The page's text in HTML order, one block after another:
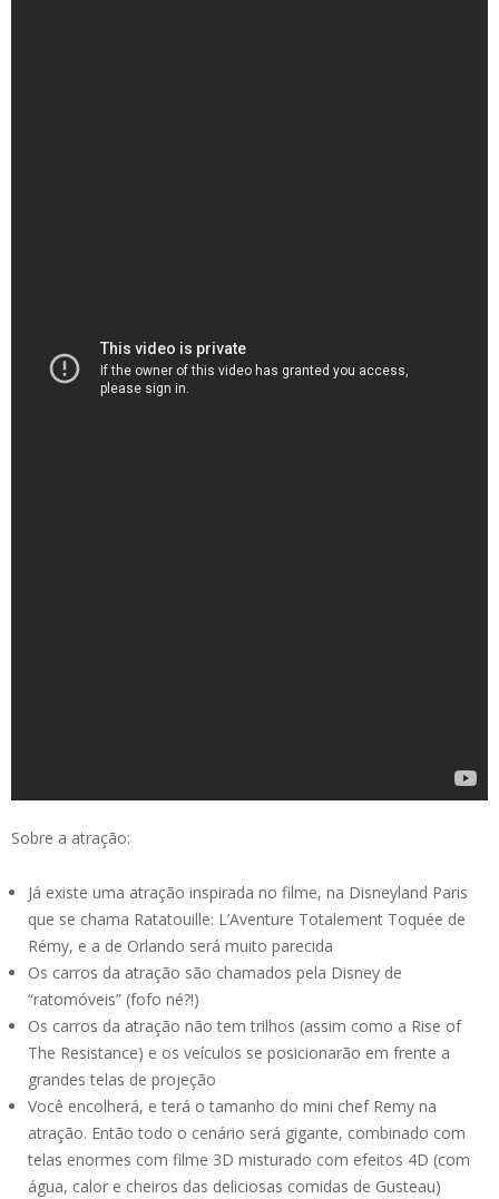
Sobre a atração:
Já existe uma atração inspirada no filme, na Disneyland Paris
que se chama Ratatouille: L’Aventure Totalement Toquée de
Rémy, e a de Orlando será muito parecida
Os carros da atração são chamados pela Disney de
“ratomóveis” (fofo né?!)
Os carros da atração não tem trilhos (assim como a Rise of
The Resistance) e os veículos se posicionarão em frente a
grandes telas de projeção
Você encolherá, e terá o tamanho do mini chef Remy na
atração. Então todo o cenário será gigante, combinado com
telas enormes com filme 3D misturado com efeitos 4D (com
água, calor e cheiros das deliciosas comidas de Gusteau)